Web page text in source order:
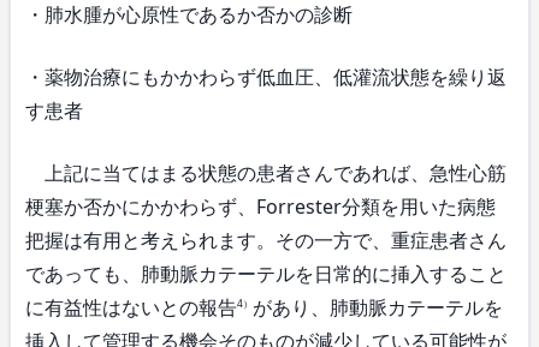
・肺水腫が心原性であるか否かの診断
・薬物治療にもかかわらず低血圧、低灌流状態を繰り返
す患者
上記に当てはまる状態の患者さんであれば、急性心筋
梗塞か否かにかかわらず、Forrester分類を用いた病態
把握は有用と考えられます。その一方で、重症患者さん
であっても、肺動脈カテーテルを日常的に挿入すること
に有益性はないとの報告4） があり、肺動脈カテーテルを
挿入して管理する機会そのものが減少している可能性が